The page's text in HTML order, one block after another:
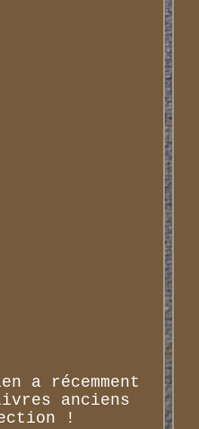
a récemment
anciens
!